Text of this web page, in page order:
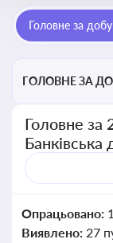
Головне за
ГОЛОВНЕ ЗА
Головне за
Банківська
Опрацьовано:
Виявлено: 27